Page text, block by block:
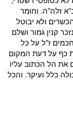
זלה”ה. וחומר
ולא יבוטל
קנין גמור ושלם
ז”ל על כל
כף על דעת המקום
את הל הכתוב עליו
כלל ועיקר. והכל